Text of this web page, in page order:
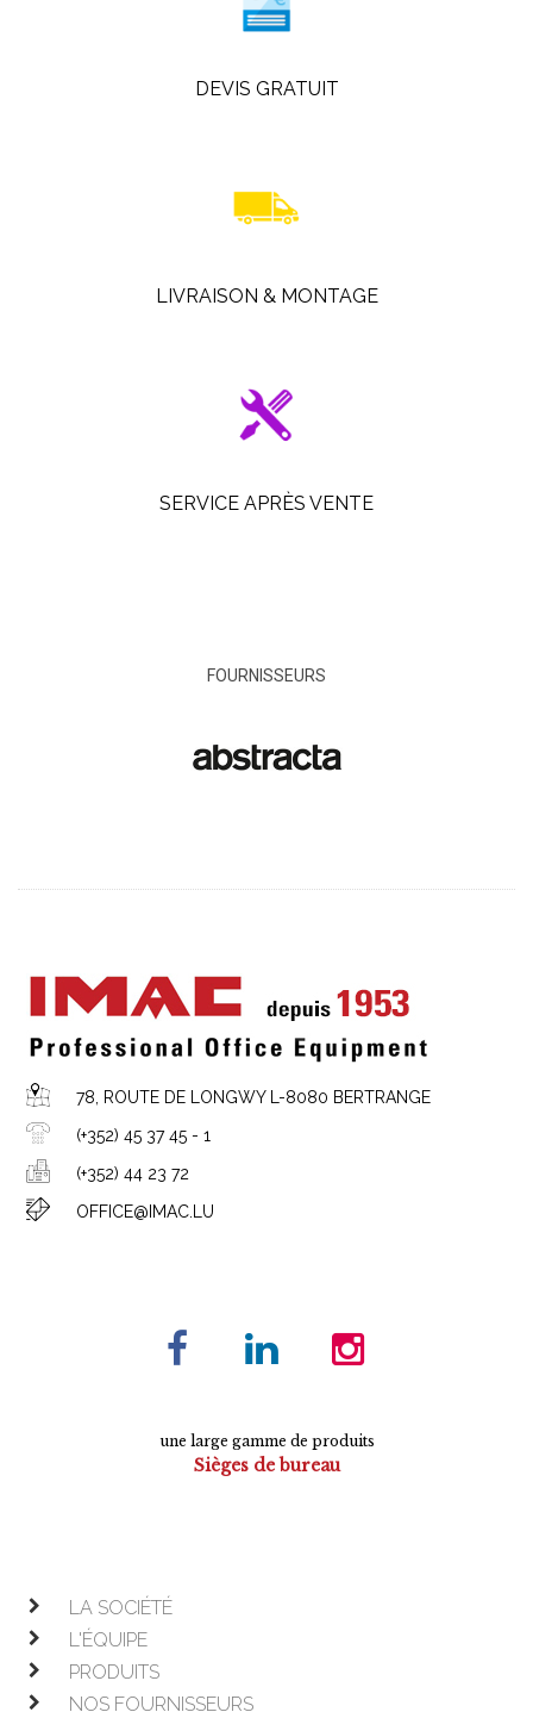
DEVIS GRATUIT
LIVRAISON & MONTAGE
SERVICE APRÈS VENTE
FOURNISSEURS
78, ROUTE DE LONGWY L-8080 BERTRANGE
(+352) 45 37 45 - 1
(+352) 44 23 72
OFFICE@IMAC.LU
une large gamme de produits
Sièges de bureau
LA SOCIÉTÉ
L'ÉQUIPE
PRODUITS
NOS FOURNISSEURS